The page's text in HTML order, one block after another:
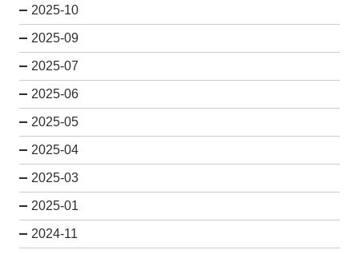
2025-10
2025-09
2025-07
2025-06
2025-05
2025-04
2025-03
2025-01
2024-11